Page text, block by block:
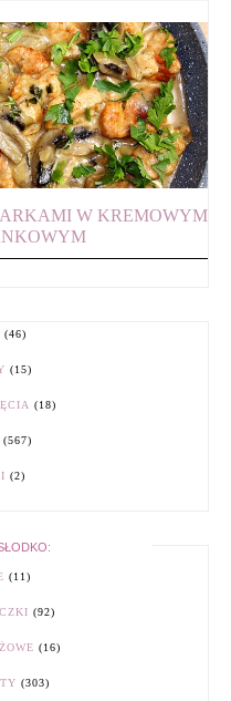
W KREMOWYM
(46)
(15)
(18)
(567)
(2)
(11)
(92)
(16)
(303)